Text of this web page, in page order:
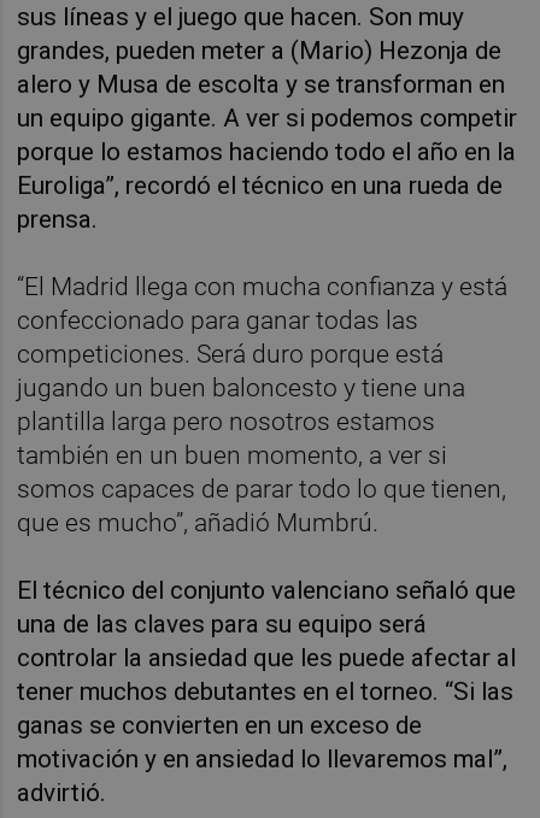
sus líneas y el juego que hacen. Son muy
grandes, pueden meter a (Mario) Hezonja de
alero y Musa de escolta y se transforman en
un equipo gigante. A ver si podemos competir
porque lo estamos haciendo todo el año en la
Euroliga”, recordó el técnico en una rueda de
prensa.
“El Madrid llega con mucha confianza y está
confeccionado para ganar todas las
competiciones. Será duro porque está
jugando un buen baloncesto y tiene una
plantilla larga pero nosotros estamos
también en un buen momento, a ver si
somos capaces de parar todo lo que tienen,
que es mucho”, añadió Mumbrú.
El técnico del conjunto valenciano señaló que
una de las claves para su equipo será
controlar la ansiedad que les puede afectar al
tener muchos debutantes en el torneo. “Si las
ganas se convierten en un exceso de
motivación y en ansiedad lo llevaremos mal”,
advirtió.